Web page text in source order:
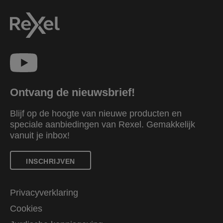
Ontvang de nieuwsbrief!
Blijf op de hoogte van nieuwe producten en
speciale aanbiedingen van Rexel. Gemakkelijk
vanuit je inbox!
INSCHRIJVEN
Privacyverklaring
Cookies